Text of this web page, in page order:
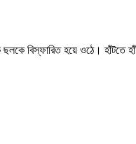
বিস্ফারিত হয়ে ওঠে। হাঁটতে